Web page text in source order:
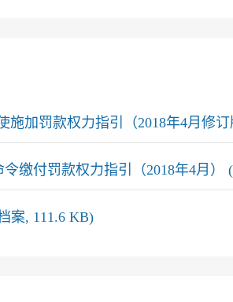
加罚款权力指引（2018年4月修
缴付罚款权力指引（2018年4月）
案, 111.6 KB)